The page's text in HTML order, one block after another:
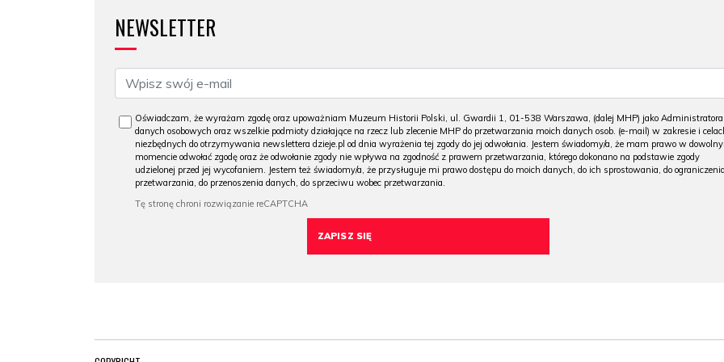
NEWSLETTER
Oświadczam, że wyrażam zgodę oraz upoważniam Muzeum Historii Polski, ul. Gwardii 1, 01-538 Warszawa, (dalej MHP) jako Administratora
danych osobowych oraz wszelkie podmioty działające na rzecz lub zlecenie MHP do przetwarzania moich danych osob. (e-mail) w zakresie i
niezbędnych do otrzymywania newslettera dzieje.pl od dnia wyrażenia tej zgody do jej odwołania. Jestem świadomy/a, że mam prawo w
momencie odwołać zgodę oraz że odwołanie zgody nie wpływa na zgodność z prawem przetwarzania, którego dokonano na podstawie zgody
udzielonej przed jej wycofaniem. Jestem też świadomy/a, że przysługuje mi prawo dostępu do moich danych, do ich sprostowania, do ograniczenia
przetwarzania, do przenoszenia danych, do sprzeciwu wobec przetwarzania.